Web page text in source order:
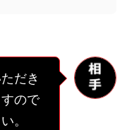
だき
ので
。